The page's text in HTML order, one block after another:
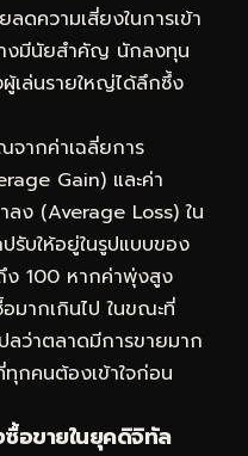
ดความเสี่ยงในการเข้า
งมีนัยสำคัญ นักลงทุน
เล่นรายใหญ่ได้ลึกซึ้ง
ากค่าเฉลี่ยการ
Gain) และค่า
ลง (Average Loss) ใน
รับให้อยู่ในรูปแบบของ
ง 100 หากค่าพุ่งสูง
มากเกินไป ในขณะที่
ว่าตลาดมีการขายมาก
กคนต้องเข้าใจก่อน
อขายในยุคดิจิทัล